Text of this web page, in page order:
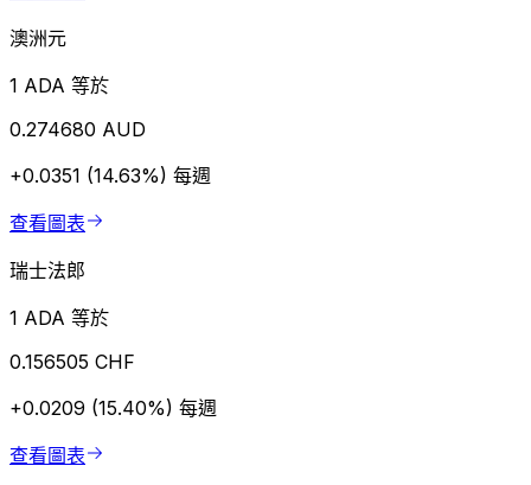
澳洲元
1 ADA 等於
0.274680 AUD
+0.0351 (14.63%) 每週
查看圖表
瑞士法郎
1 ADA 等於
0.156505 CHF
+0.0209 (15.40%) 每週
查看圖表